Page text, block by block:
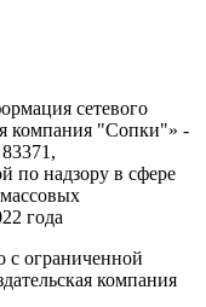
сетевого
компания "Сопки"» -
по надзору в сфере
года
с ограниченной
компания